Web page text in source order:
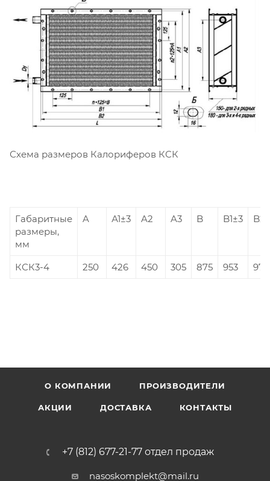
Схема размеров Калориферов КСК
Габаритные
размеры,
мм
A А1±3 A2 A3 B B1±3 B2
КСК3-4 250 426 450 305 875 953 977
О КОМПАНИИ ПРОИЗВОДИТЕЛИ
АКЦИИ ДОСТАВКА КОНТАКТЫ
+7 (812) 677-21-77 отдел продаж
nasoskomplekt@mail.ru